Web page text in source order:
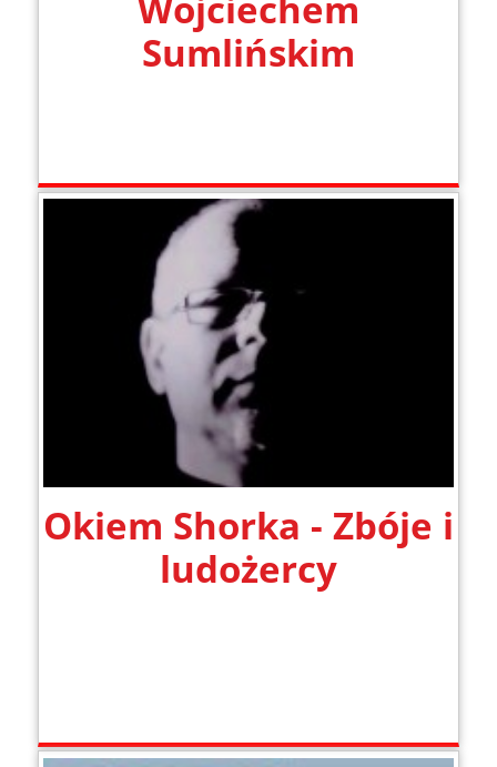
Sumlińskim
Okiem Shorka - Zbóje i
ludożercy